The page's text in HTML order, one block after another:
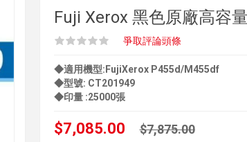
Fuji Xerox 黑色原廠高容
爭取評論頭條
◆適用機型:FujiXerox P455d/M455df
◆型號: CT201949
◆印量 :25000張
$7,085.00 $7,875.00